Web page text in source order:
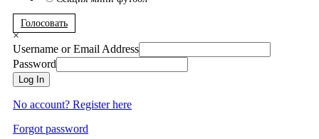
Голосовать
×
Username or Email Address
Password
Log In
No account? Register here
Forgot password